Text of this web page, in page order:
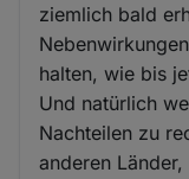
ziemlich bald
halten, wie bis
Und natürlich
Nachteilen zu
anderen